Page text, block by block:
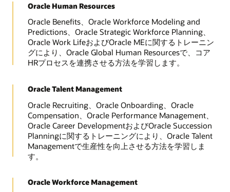
Oracle Human Resources
Oracle Benefits、Oracle Workforce Modeling and
Predictions、Oracle Strategic Workforce Planning、
Oracle Work LifeおよびOracle MEに関するトレーニン
グにより、Oracle Global Human Resourcesで、コア
HRプロセスを連携させる方法を学習します。
Oracle Talent Management
Oracle Recruiting、Oracle Onboarding、Oracle
Compensation、Oracle Performance Management、
Oracle Career DevelopmentおよびOracle Succession
Planningに関するトレーニングにより、Oracle Talent
Managementで生産性を向上させる方法を学習しま
す。
Oracle Workforce Management